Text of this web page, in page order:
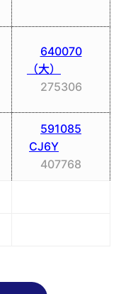
640070
（大）
275306
591085
CJ6Y
407768